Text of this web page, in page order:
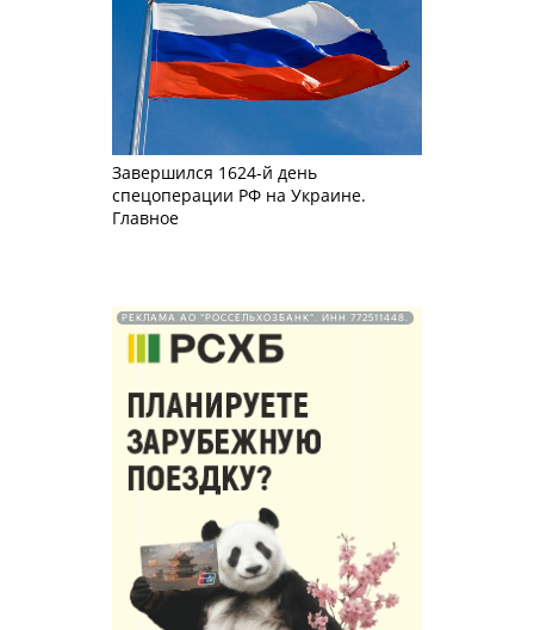
Завершился 1624-й день
спецоперации РФ на Украине.
Главное
РЕКЛАМА АО "РОССЕЛЬХОЗБАНК". ИНН 772511448.